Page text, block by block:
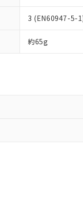
3 (EN60947-5-
約65g